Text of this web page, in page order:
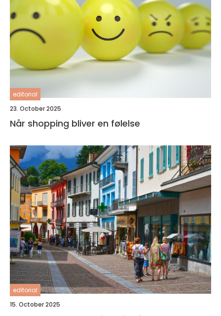
editorial
23. October 2025
Når shopping bliver en følelse
editorial
15. October 2025